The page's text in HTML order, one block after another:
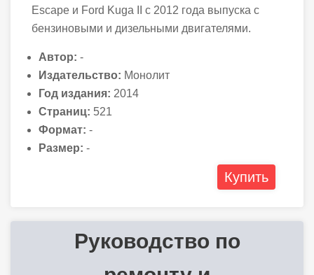
Escape и Ford Kuga II с 2012 года выпуска с
бензиновыми и дизельными двигателями.
Автор: -
Издательство: Монолит
Год издания: 2014
Страниц: 521
Формат: -
Размер: -
Купить
Руководство по